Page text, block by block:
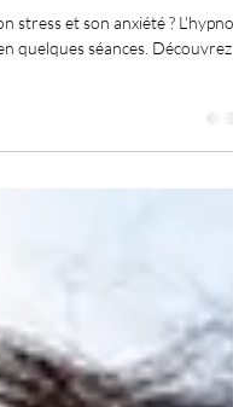
peut aider à lutter
et l’anxiété ?
quelques séances. Découvrez